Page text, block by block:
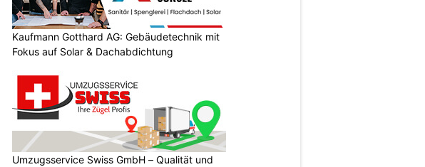
Kaufmann Gotthard AG: Gebäudetechnik mit
Fokus auf Solar & Dachabdichtung
Umzugsservice Swiss GmbH – Qualität und